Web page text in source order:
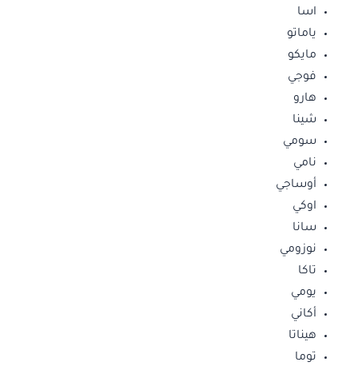
اسا
ياماتو
مايكو
فوجي
هارو
شينا
سومي
نامي
أوساجي
اوكي
سانا
نوزومي
تاكا
يومي
أكاني
هيناتا
توما